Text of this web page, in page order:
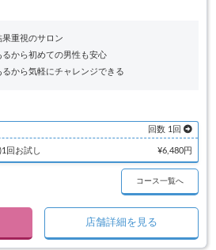
果重視のサロン
から初めての男性も安心
から気軽にチャレンジできる
回数 1回
回お試し ¥6,480円
コース一覧へ
店舗詳細を見る